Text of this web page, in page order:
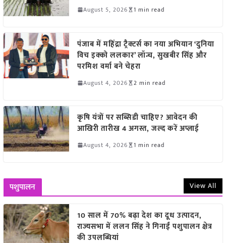
August 5, 2026 1 min read
पंजाब में महिंद्रा ट्रैक्टर्स का नया अभियान ‘दुनिया
विच इक्को ललकार’ लॉन्च, सुखबीर सिंह और
परमिश वर्मा बने चेहरा
August 4, 2026 2 min read
कृषि यंत्रों पर सब्सिडी चाहिए? आवेदन की
आखिरी तारीख 4 अगस्त, जल्द करें अप्लाई
August 4, 2026 1 min read
पशुपालन View All
10 साल में 70% बढ़ा देश का दूध उत्पादन,
राज्यसभा में ललन सिंह ने गिनाईं पशुपालन क्षेत्र
की उपलब्धियां